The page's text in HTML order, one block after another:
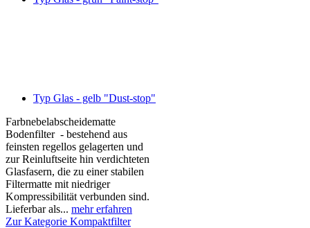
Typ Glas - gelb "Dust-stop"
Farbnebelabscheidematte
Bodenfilter - bestehend aus
feinsten regellos gelagerten und
zur Reinluftseite hin verdichteten
Glasfasern, die zu einer stabilen
Filtermatte mit niedriger
Kompressibilität verbunden sind.
Lieferbar als... mehr erfahren
Zur Kategorie Kompaktfilter